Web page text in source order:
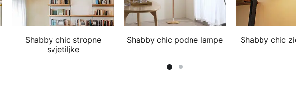
Shabby chic stropne
svjetiljke
Shabby chic podne lampe Shabby chic